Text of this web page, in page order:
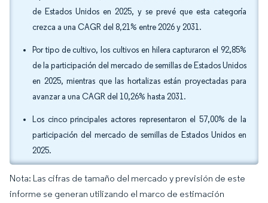
de Estados Unidos en 2025, y se prevé que esta categoría
crezca a una CAGR del 8,21% entre 2026 y 2031.
Por tipo de cultivo, los cultivos en hilera capturaron el 92,85%
de la participación del mercado de semillas de Estados Unidos
en 2025, mientras que las hortalizas están proyectadas para
avanzar a una CAGR del 10,26% hasta 2031.
Los cinco principales actores representaron el 57,00% de la
participación del mercado de semillas de Estados Unidos en
2025.
Nota: Las cifras de tamaño del mercado y previsión de este
informe se generan utilizando el marco de estimación